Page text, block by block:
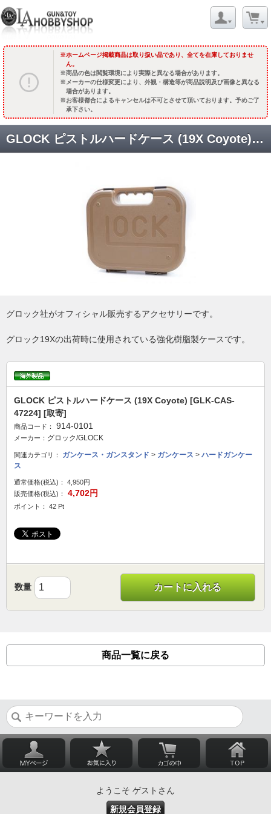
ホームページ掲載商品は取り扱い品であり、全てを在庫しておりませ
ん。
商品の色は閲覧環境により実際と異なる場合があります。
メーカーの仕様変更により、外観・構造等が商品説明及び画像と異なる
場合があります。
お客様都合によるキャンセルは不可とさせて頂いております。予めご了
承下さい。
GLOCK ピストルハードケース (19X Coyote) [GLK-CAS-47224] [取寄]
グロック社がオフィシャル販売するアクセサリーです。
グロック19Xの出荷時に使用されている強化樹脂製ケースです。
GLOCK ピストルハードケース (19X Coyote) [GLK-CAS-
47224] [取寄]
商品コード： 914-0101
メーカー： グロック/GLOCK
関連カテゴリ： ガンケース・ガンスタンド > ガンケース > ハードガンケー
ス
通常価格(税込)：
4,950円
販売価格(税込)：
4,702円
ポイント： 42 Pt
数量 カートに入れる
商品一覧に戻る
ようこそ ゲストさん
新規会員登録